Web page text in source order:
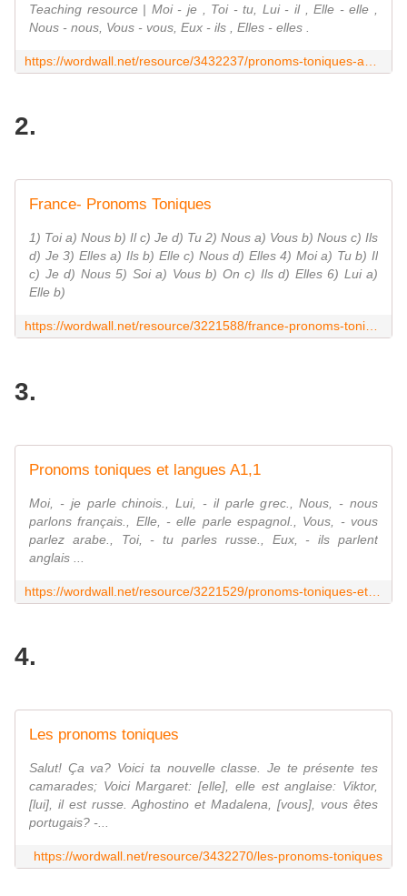
Teaching resource | Moi - je , Toi - tu, Lui - il , Elle - elle ,
Nous - nous, Vous - vous, Eux - ils , Elles - elles .
2.
France- Pronoms Toniques
1) Toi a) Nous b) Il c) Je d) Tu 2) Nous a) Vous b) Nous c) Ils
d) Je 3) Elles a) Ils b) Elle c) Nous d) Elles 4) Moi a) Tu b) Il
c) Je d) Nous 5) Soi a) Vous b) On c) Ils d) Elles 6) Lui a)
Elle b)
3.
Pronoms toniques et langues A1,1
Moi, - je parle chinois., Lui, - il parle grec., Nous, - nous
parlons français., Elle, - elle parle espagnol., Vous, - vous
parlez arabe., Toi, - tu parles russe., Eux, - ils parlent
anglais ...
4.
Les pronoms toniques
Salut! Ça va? Voici ta nouvelle classe. Je te présente tes
camarades; Voici Margaret: [elle], elle est anglaise: Viktor,
[lui], il est russe. Aghostino et Madalena, [vous], vous êtes
portugais? -...
https://wordwall.net/resource/3432270/les-pronoms-toniques